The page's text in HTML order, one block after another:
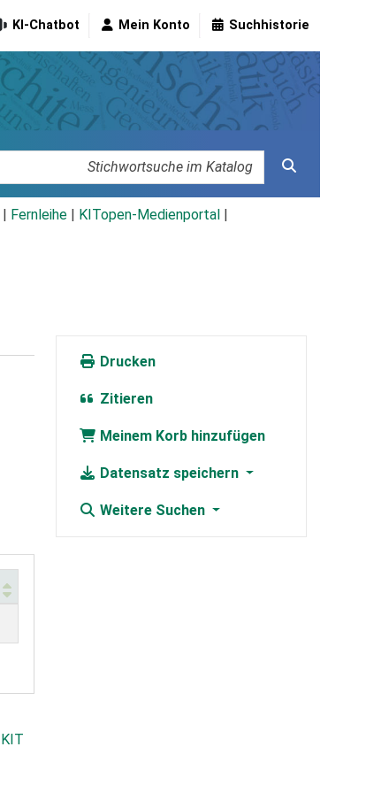
KI-Chatbot Mein Konto Suchhistorie
Fernleihe KITopen-Medienportal
Drucken
Zitieren
Meinem Korb hinzufügen
Datensatz speichern
Weitere Suchen
KIT